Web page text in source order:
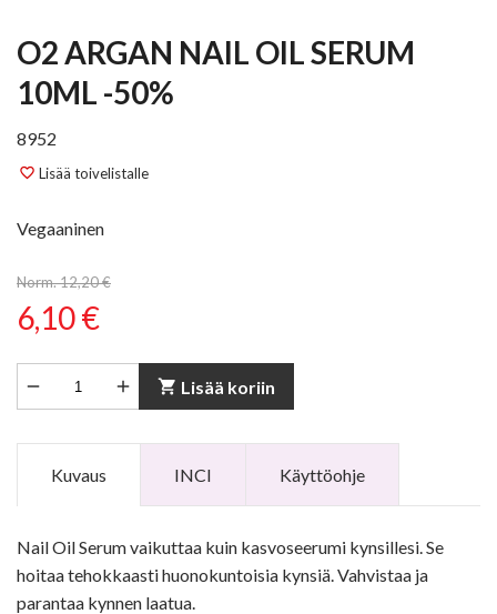
O2 ARGAN NAIL OIL SERUM
10ML -50%
8952
favorite_border Lisää toivelistalle
Vegaaninen
Norm. 12,20 €
6,10 €
  shopping_cart Lisää koriin
Kuvaus INCI Käyttöohje
Nail Oil Serum vaikuttaa kuin kasvoseerumi kynsillesi. Se
hoitaa tehokkaasti huonokuntoisia kynsiä. Vahvistaa ja
parantaa kynnen laatua.